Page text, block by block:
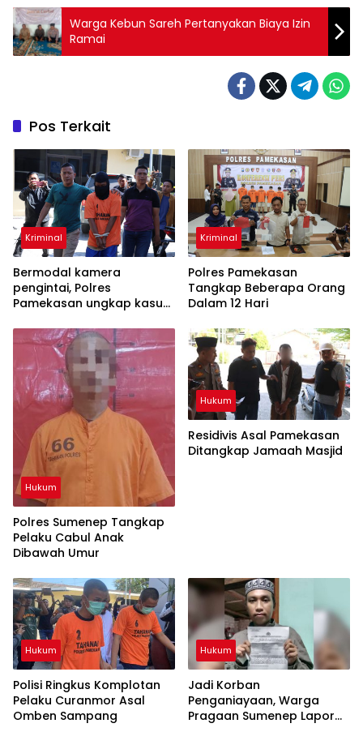
Warga Kebun Sareh Pertanyakan Biaya Izin
Ramai
Pos Terkait
Kriminal
Bermodal kamera
pengintai, Polres
Pamekasan ungkap kasus
Kriminal
Polres Pamekasan
Tangkap Beberapa Orang
Dalam 12 Hari
Hukum
Polres Sumenep Tangkap
Pelaku Cabul Anak
Dibawah Umur
Hukum
Residivis Asal Pamekasan
Ditangkap Jamaah Masjid
Hukum
Polisi Ringkus Komplotan
Pelaku Curanmor Asal
Omben Sampang
Hukum
Jadi Korban
Penganiayaan, Warga
Pragaan Sumenep Lapor